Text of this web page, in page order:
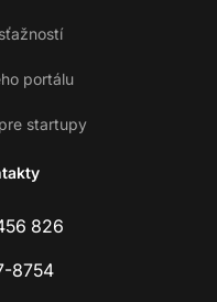
portálu
startupy
826
8754